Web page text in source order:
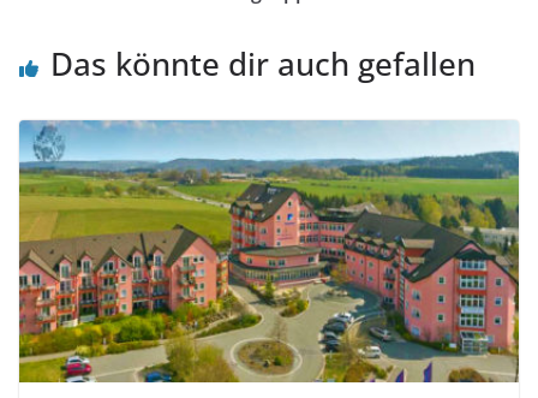
Das könnte dir auch gefallen